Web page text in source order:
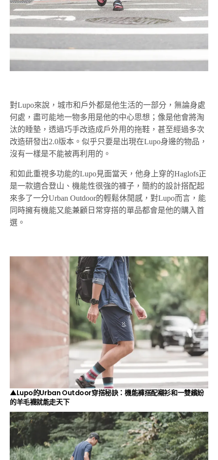
對Lupo來說，城市和戶外都是他生活的一部分，無論身處
何處，盡可能地一物多用是他的中心思想；像是他會將淘
汰的睡墊，透過巧手改造成戶外用的拖鞋，甚至經過多次
改造研發出2.0版本。似乎只要是出現在Lupo身邊的物品，
沒有一樣是不能被再利用的。
和如此重視多功能的Lupo見面當天，他身上穿的Haglofs正
是一款適合登山、機能性很強的褲子，簡約的設計搭配起
來多了一分Urban Outdoor的輕鬆休閒感，對Lupo而言，能
同時擁有機能又能兼顧日常穿搭的單品都會是他的購入首
選。
▲Lupo的Urban Outdoor穿搭秘訣：機能褲搭配襯衫和一雙繽紛
的羊毛襪就能走天下